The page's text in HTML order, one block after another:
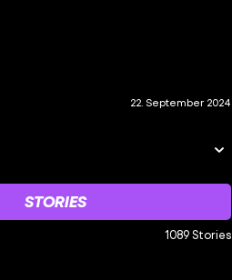
22. September 2024
STORIES
1089 Stories